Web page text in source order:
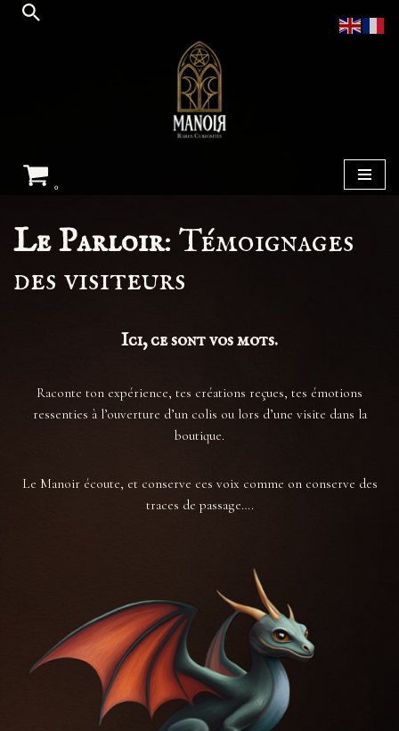
0
Le Parloir: Témoignages
des visiteurs
Ici, ce sontvosmots.
Raconte ton expérience, tes créations reçues, tes émotions
ressenties à l’ouverture d’un colis ou lors d’une visite dans la
boutique.
Le Manoir écoute, et conserve ces voix comme on conserve des
traces de passage….